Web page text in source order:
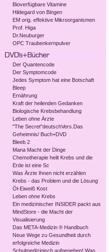
Bioverfügbare Vitamine
Hildegard von Bingen
EM orig. effektive Mikroorganismen
Prof. Higa
Dr.Neuburger
OPC Traubenkernpulver
Der Quantencode
Der Symptomcode
Jedes Symptom hat eine Botschaft
Bleep
Ernährung
Kraft der heilenden Gedanken
Biologische Krebsbehandlung
Leben ohne Ärzte
"The Secret"deutschVers.Das
Geheimnis/ Buch+DVD
Bleeb 2
Mana Macht der Dinge
Chemotherapie heilt Krebs und die
Erde ist eine Sc
Was Ärzte Ihnen nicht erzählen
Krebs - das Problem und die Lösung
Öl-Eiweiß Kost
Leben ohne Krebs
Ein medizinischer INSIDER packt aus
MindStore - die Macht der
Visualisierung
Das META-Medizin ® Handbuch
Neue Wege zu Gesundheit durch
erfolgreiche Medizin
Schulmedizinisch aufgegeben! Was